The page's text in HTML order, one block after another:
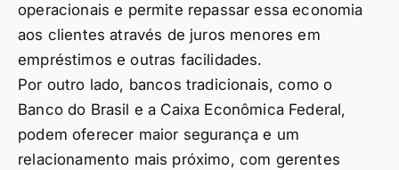
operacionais e permite repassar essa economia
aos clientes através de juros menores em
empréstimos e outras facilidades.
Por outro lado, bancos tradicionais, como o
Banco do Brasil e a Caixa Econômica Federal,
podem oferecer maior segurança e um
relacionamento mais próximo, com gerentes